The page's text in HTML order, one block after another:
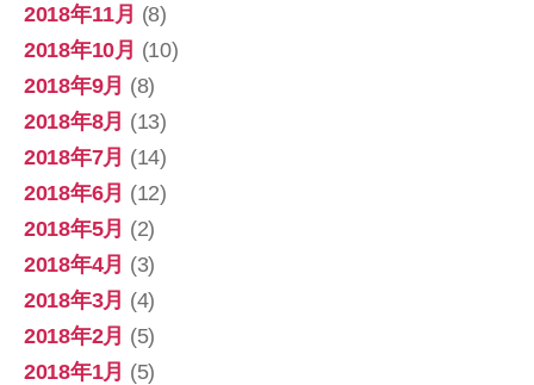
2018年11月 (8)
2018年10月 (10)
2018年9月 (8)
2018年8月 (13)
2018年7月 (14)
2018年6月 (12)
2018年5月 (2)
2018年4月 (3)
2018年3月 (4)
2018年2月 (5)
2018年1月 (5)